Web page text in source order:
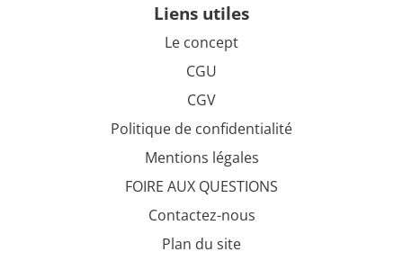
liens utiles
Le concept
CGU
CGV
Politique de confidentialité
Mentions légales
FOIRE AUX QUESTIONS
Contactez-nous
Plan du site